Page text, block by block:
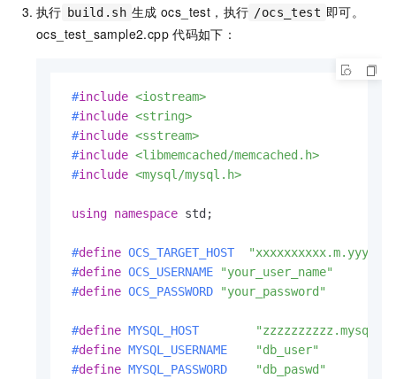
执行 build.sh 生成 ocs_test，执行 /ocs_test 即可。
ocs_test_sample2.cpp 代码如下：
#include <iostream>
#include <string>
#include <sstream>
#include <libmemcached/memcached.h>
#include <mysql/mysql.h>
using namespace std;
#define OCS_TARGET_HOST
#define OCS_USERNAME
"your_user_name"
#define OCS_PASSWORD "your_password"
#define MYSQL_HOST
#define MYSQL_USERNAME
"db_user"
#define MYSQL_PASSWORD
"db_paswd"